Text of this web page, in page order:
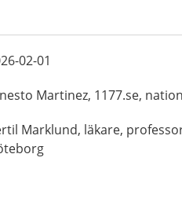
02-01
Martinez, 1177.se,
Marklund, läkare,